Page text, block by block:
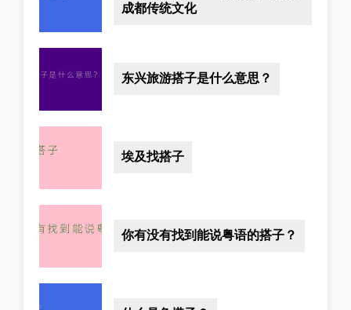
成都传统文化
东兴旅游搭子是什么意思？
埃及找搭子
你有没有找到能说粤语的搭子？